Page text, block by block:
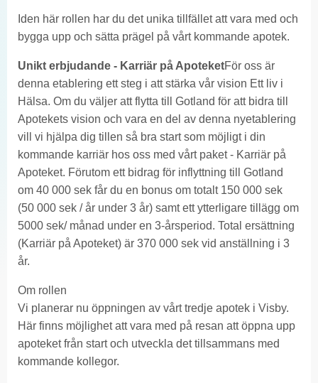
Iden här rollen har du det unika tillfället att vara med och
bygga upp och sätta prägel på vårt kommande apotek.
Unikt erbjudande - Karriär på ApoteketFör oss är
denna etablering ett steg i att stärka vår vision Ett liv i
Hälsa. Om du väljer att flytta till Gotland för att bidra till
Apotekets vision och vara en del av denna nyetablering
vill vi hjälpa dig tillen så bra start som möjligt i din
kommande karriär hos oss med vårt paket - Karriär på
Apoteket. Förutom ett bidrag för inflyttning till Gotland
om 40 000 sek får du en bonus om totalt 150 000 sek
(50 000 sek / år under 3 år) samt ett ytterligare tillägg om
5000 sek/ månad under en 3-årsperiod. Total ersättning
(Karriär på Apoteket) är 370 000 sek vid anställning i 3
år.
Om rollen
Vi planerar nu öppningen av vårt tredje apotek i Visby.
Här finns möjlighet att vara med på resan att öppna upp
apoteket från start och utveckla det tillsammans med
kommande kollegor.